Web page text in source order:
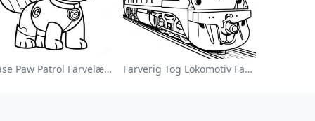
Chase Paw Patrol Farvelægningsside Farverig Tog Lokomotiv Farvelægningsside